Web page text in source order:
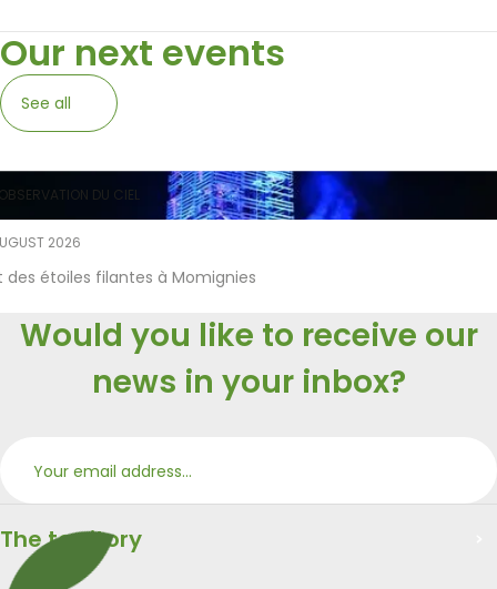
Our next events
See all
2026
des étoiles filantes à Momignies
DU CIEL
Would you like to receive our
news in your inbox?
The territory